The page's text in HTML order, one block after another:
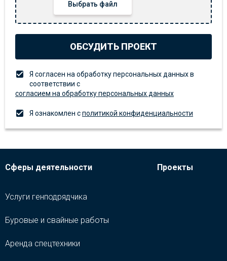
Выбрать файл
ОБСУДИТЬ ПРОЕКТ
Я согласен на обработку персональных данных в
соответствии с
согласием на обработку персональных данных
Я ознакомлен сполитикой конфиденциальности
Сферы деятельности
Услуги генподрядчика
Буровые и свайные работы
Аренда спецтехники
Проекты